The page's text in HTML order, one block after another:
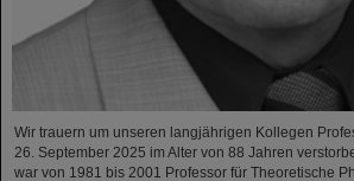
Wir trauern um unseren langjährigen Kollegen
26. September 2025 im Alter von 88 Jahren
war von 1981 bis 2001 Professor für Theoretische